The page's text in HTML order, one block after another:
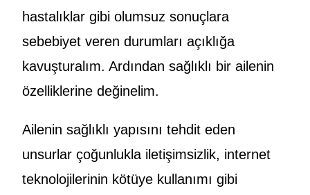
hastalıklar gibi olumsuz sonuçlara
sebebiyet veren durumları açıklığa
kavuşturalım. Ardından sağlıklı bir ailenin
özelliklerine değinelim.
Ailenin sağlıklı yapısını tehdit eden
unsurlar çoğunlukla iletişimsizlik, internet
teknolojilerinin kötüye kullanımı gibi